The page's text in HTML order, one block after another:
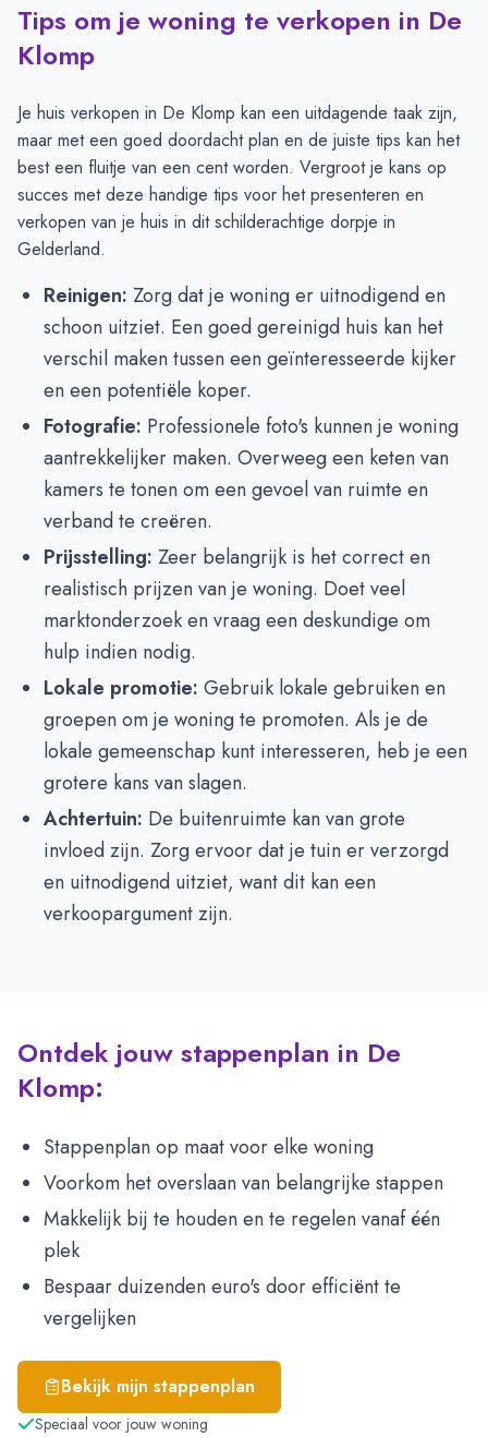
Tips om je woning te verkopen in De
Klomp
Je huis verkopen in De Klomp kan een uitdagende taak zijn,
maar met een goed doordacht plan en de juiste tips kan het
best een fluitje van een cent worden. Vergroot je kans op
succes met deze handige tips voor het presenteren en
verkopen van je huis in dit schilderachtige dorpje in
Gelderland.
Reinigen: Zorg dat je woning er uitnodigend en
schoon uitziet. Een goed gereinigd huis kan het
verschil maken tussen een geïnteresseerde kijker
en een potentiële koper.
Fotografie: Professionele foto's kunnen je woning
aantrekkelijker maken. Overweeg een keten van
kamers te tonen om een gevoel van ruimte en
verband te creëren.
Prijsstelling: Zeer belangrijk is het correct en
realistisch prijzen van je woning. Doet veel
marktonderzoek en vraag een deskundige om
hulp indien nodig.
Lokale promotie: Gebruik lokale gebruiken en
groepen om je woning te promoten. Als je de
lokale gemeenschap kunt interesseren, heb je een
grotere kans van slagen.
Achtertuin: De buitenruimte kan van grote
invloed zijn. Zorg ervoor dat je tuin er verzorgd
en uitnodigend uitziet, want dit kan een
verkoopargument zijn.
Ontdek jouw stappenplan in De
Klomp:
Stappenplan op maat voor elke woning
Voorkom het overslaan van belangrijke stappen
Makkelijk bij te houden en te regelen vanaf één
plek
Bespaar duizenden euro's door efficiënt te
vergelijken
Bekijk mijn stappenplan
Speciaal voor jouw woning